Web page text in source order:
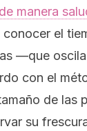
manera
el
—que
con el
de las
su